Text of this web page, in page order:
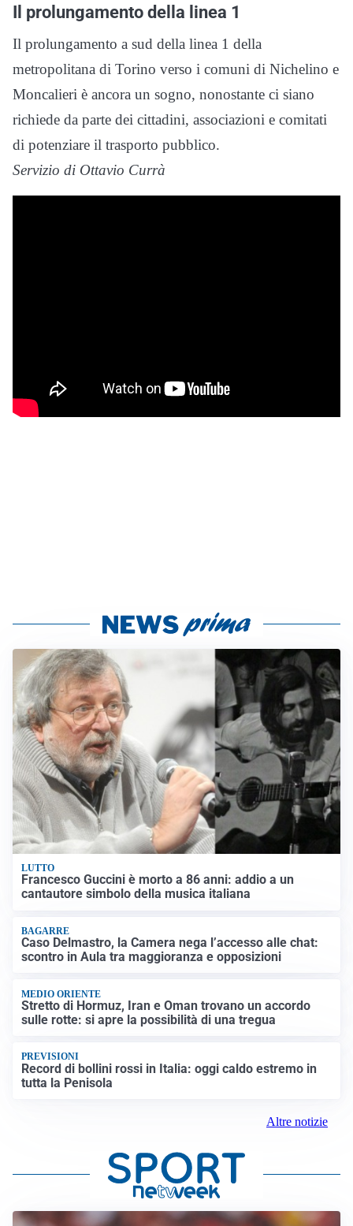
Il prolungamento della linea 1
Il prolungamento a sud della linea 1 della
metropolitana di Torino verso i comuni di Nichelino e
Moncalieri è ancora un sogno, nonostante ci siano
richiede da parte dei cittadini, associazioni e comitati
di potenziare il trasporto pubblico.
Servizio di Ottavio Currà
LUTTO
Francesco Guccini è morto a 86 anni: addio a un
cantautore simbolo della musica italiana
BAGARRE
Caso Delmastro, la Camera nega l’accesso alle chat:
scontro in Aula tra maggioranza e opposizioni
MEDIO ORIENTE
Stretto di Hormuz, Iran e Oman trovano un accordo
sulle rotte: si apre la possibilità di una tregua
PREVISIONI
Record di bollini rossi in Italia: oggi caldo estremo in
tutta la Penisola
Altre notizie